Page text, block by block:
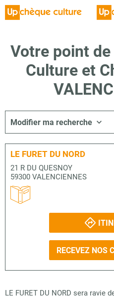
Votre point
Culture et
Modifier ma recherche
LE FURET DU NORD
21 R DU QUESNOY
59300 VALENCIENNES
RECEVEZ NOS
LE FURET DU NORD sera ravie